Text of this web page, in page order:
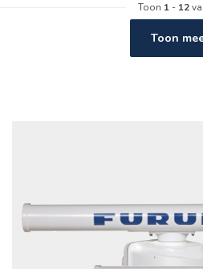
Toon 1 - 12
Toon